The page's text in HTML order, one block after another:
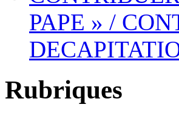
PAPE » /
Rubriques